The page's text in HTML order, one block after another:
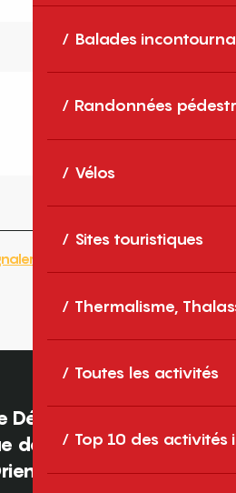
Balades
Randonnées
Vélos
Sites touristiques
Thermalisme,
Toutes les activités
Top 10 des activités
une erreur
Développement
des Pyrénées-